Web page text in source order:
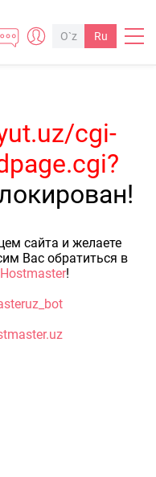
O`z Ru
cgi-
сайта и желаете
Вас обратиться в
Hostmaster!